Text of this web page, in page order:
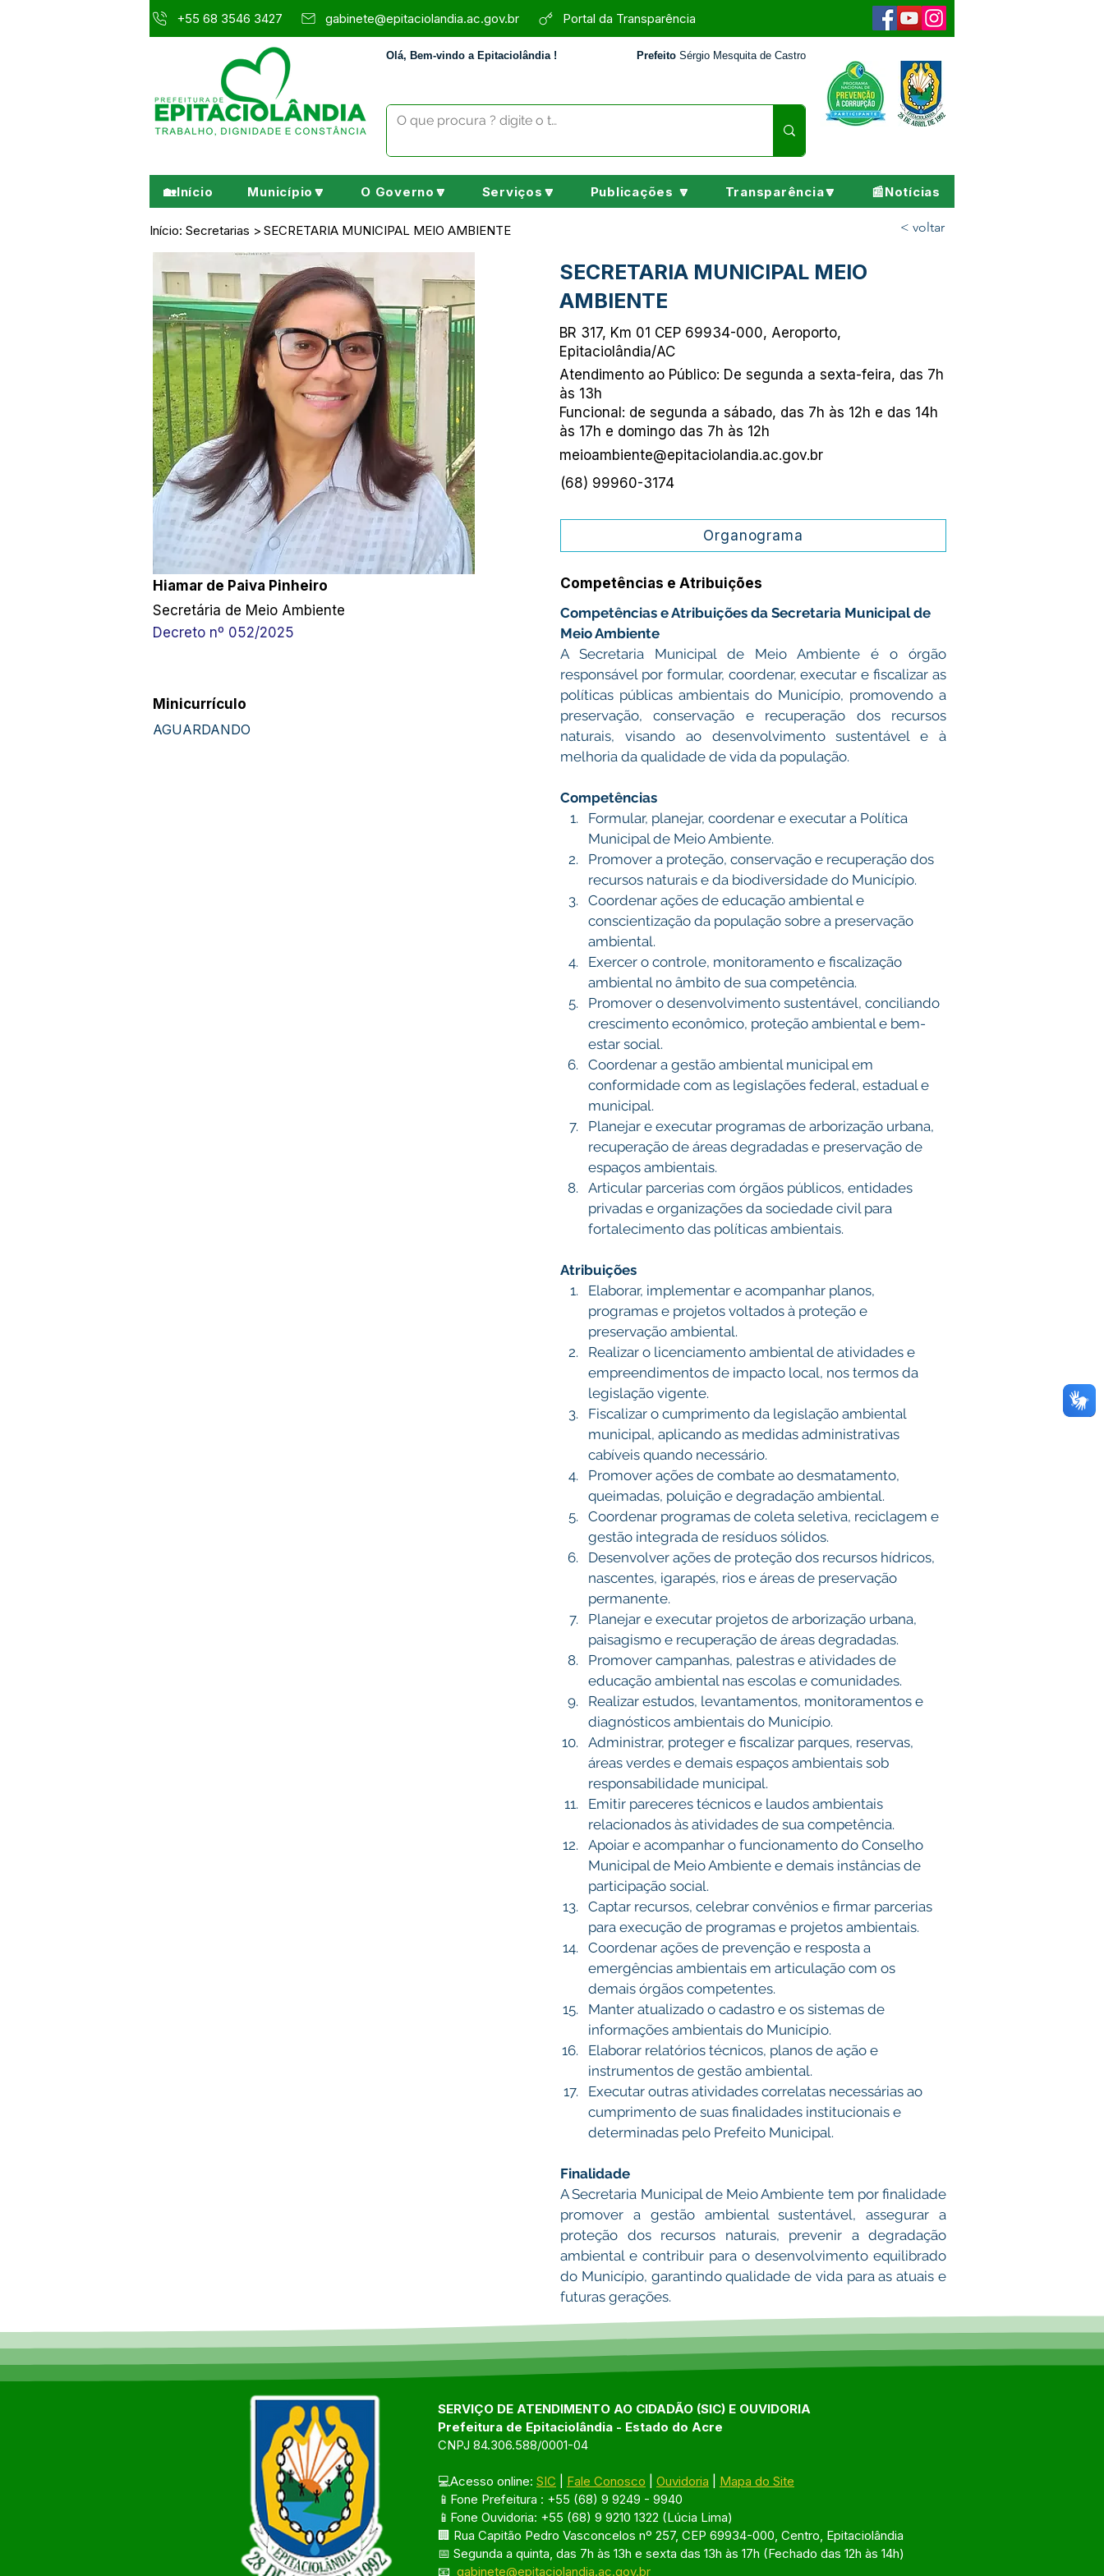
+55 68 3546 3427 gabinete@epitaciolandia.ac.gov.br Portal da Transparência
Olá, Bem-vindo a Epitaciolândia ! Prefeito Sérgio Mesquita de Castro
🏡Início Município🔽 O Governo🔽 Serviços🔽 Publicações 🔽 Transparência🔽 📰Notícias
Início: Secretarias > SECRETARIA MUNICIPAL MEIO AMBIENTE < voltar
Hiamar de Paiva Pinheiro
Secretária de Meio Ambiente
Decreto nº 052/2025
Minicurrículo
AGUARDANDO
SECRETARIA MUNICIPAL MEIO
AMBIENTE
BR 317, Km 01 CEP 69934-000, Aeroporto,
Epitaciolândia/AC
Atendimento ao Público: De segunda a sexta-feira, das 7h
às 13h
Funcional: de segunda a sábado, das 7h às 12h e das 14h
às 17h e domingo das 7h às 12h
meioambiente@epitaciolandia.ac.gov.br
(68) 99960-3174
Organograma
Competências e Atribuições
Competências e Atribuições da Secretaria Municipal de
Meio Ambiente
A Secretaria Municipal de Meio Ambiente é o órgão
responsável por formular, coordenar, executar e fiscalizar as
políticas públicas ambientais do Município, promovendo a
preservação, conservação e recuperação dos recursos
naturais, visando ao desenvolvimento sustentável e à
melhoria da qualidade de vida da população.
Competências
Formular, planejar, coordenar e executar a Política
Municipal de Meio Ambiente.
Promover a proteção, conservação e recuperação dos
recursos naturais e da biodiversidade do Município.
Coordenar ações de educação ambiental e
conscientização da população sobre a preservação
ambiental.
Exercer o controle, monitoramento e fiscalização
ambiental no âmbito de sua competência.
Promover o desenvolvimento sustentável, conciliando
crescimento econômico, proteção ambiental e bem-
estar social.
Coordenar a gestão ambiental municipal em
conformidade com as legislações federal, estadual e
municipal.
Planejar e executar programas de arborização urbana,
recuperação de áreas degradadas e preservação de
espaços ambientais.
Articular parcerias com órgãos públicos, entidades
privadas e organizações da sociedade civil para
fortalecimento das políticas ambientais.
Atribuições
Elaborar, implementar e acompanhar planos,
programas e projetos voltados à proteção e
preservação ambiental.
Realizar o licenciamento ambiental de atividades e
empreendimentos de impacto local, nos termos da
legislação vigente.
Fiscalizar o cumprimento da legislação ambiental
municipal, aplicando as medidas administrativas
cabíveis quando necessário.
Promover ações de combate ao desmatamento,
queimadas, poluição e degradação ambiental.
Coordenar programas de coleta seletiva, reciclagem e
gestão integrada de resíduos sólidos.
Desenvolver ações de proteção dos recursos hídricos,
nascentes, igarapés, rios e áreas de preservação
permanente.
Planejar e executar projetos de arborização urbana,
paisagismo e recuperação de áreas degradadas.
Promover campanhas, palestras e atividades de
educação ambiental nas escolas e comunidades.
Realizar estudos, levantamentos, monitoramentos e
diagnósticos ambientais do Município.
Administrar, proteger e fiscalizar parques, reservas,
áreas verdes e demais espaços ambientais sob
responsabilidade municipal.
Emitir pareceres técnicos e laudos ambientais
relacionados às atividades de sua competência.
Apoiar e acompanhar o funcionamento do Conselho
Municipal de Meio Ambiente e demais instâncias de
participação social.
Captar recursos, celebrar convênios e firmar parcerias
para execução de programas e projetos ambientais.
Coordenar ações de prevenção e resposta a
emergências ambientais em articulação com os
demais órgãos competentes.
Manter atualizado o cadastro e os sistemas de
informações ambientais do Município.
Elaborar relatórios técnicos, planos de ação e
instrumentos de gestão ambiental.
Executar outras atividades correlatas necessárias ao
cumprimento de suas finalidades institucionais e
determinadas pelo Prefeito Municipal.
Finalidade
A Secretaria Municipal de Meio Ambiente tem por finalidade
promover a gestão ambiental sustentável, assegurar a
proteção dos recursos naturais, prevenir a degradação
ambiental e contribuir para o desenvolvimento equilibrado
do Município, garantindo qualidade de vida para as atuais e
futuras gerações.
SERVIÇO DE ATENDIMENTO AO CIDADÃO (SIC) E OUVIDORIA
Prefeitura de Epitaciolândia - Estado do Acre
CNPJ 84.306.588/0001-04
💻Acesso online: SIC Fale Conosco Ouvidoria
Mapa do Site
📱Fone Prefeitura : +55 (68) 9 9249 - 9940
📱Fone Ouvidoria: +55 (68) 9 9210 1322 (Lúcia Lima)
🏢 Rua Capitão Pedro Vasconcelos nº 257, CEP 69934-000, Centro, Epitaciolândia
📅 Segunda a quinta, das 7h às 13h e sexta das 13h às 17h (Fechado das 12h às 14h)
📧 gabinete@epitaciolandia.ac.gov.br